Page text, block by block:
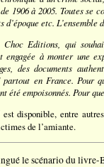
1906 à 2005. Toutes se
d’époque etc.
Choc Editions, qui
engagée à monter une
des documents
partout en France. Pour
été empoisonnés. Pour
est disponible, entre
de l’amiante.
le scénario du